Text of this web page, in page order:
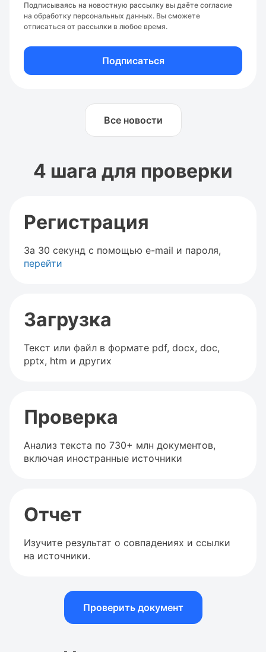
Подписываясь на новостную рассылку вы даёте согласие
на обработку персональных данных. Вы сможете
отписаться от рассылки в любое время.
Подписаться
Все новости
4 шага для проверки
Регистрация
За 30 секунд с помощью e-mail и пароля,
перейти
Загрузка
Текст или файл в формате pdf, docx, doc,
pptx, htm и других
Проверка
Анализ текста по 730+ млн документов,
включая иностранные источники
Отчет
Изучите результат о совпадениях и ссылки
на источники.
Проверить документ